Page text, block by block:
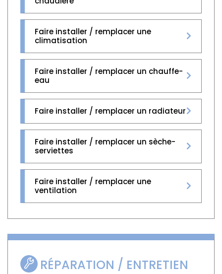
Faire installer / remplacer une
climatisation
Faire installer / remplacer un chauffe-
eau
Faire installer / remplacer un radiateur
Faire installer / remplacer un sèche-
serviettes
Faire installer / remplacer une
ventilation
RÉPARATION / ENTRETIEN